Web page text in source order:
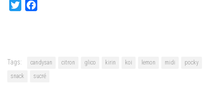
Twitter
Tags: candysan citron glico kirin koi lemon midi
pocky
snack
sucré